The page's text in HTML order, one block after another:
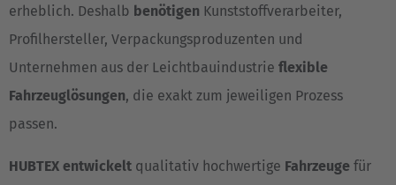
erheblich. Deshalb benötigen Kunststoffverarbeiter,
Profilhersteller, Verpackungsproduzenten und
Unternehmen aus der Leichtbauindustrie flexible
Fahrzeuglösungen, die exakt zum jeweiligen Prozess
passen.
HUBTEX entwickelt qualitativ hochwertige Fahrzeuge für